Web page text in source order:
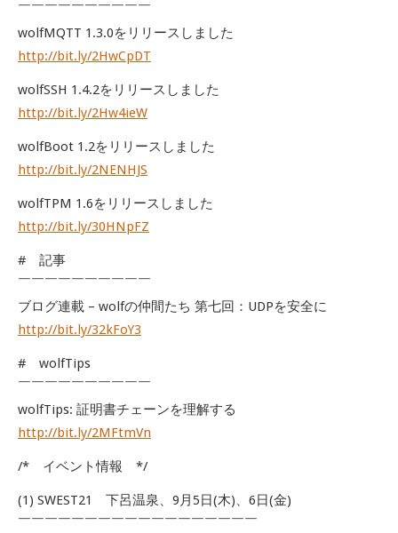
￣￣￣￣￣￣￣￣￣￣
wolfMQTT 1.3.0をリリースしました
http://bit.ly/2HwCpDT
wolfSSH 1.4.2をリリースしました
http://bit.ly/2Hw4ieW
wolfBoot 1.2をリリースしました
http://bit.ly/2NENHJS
wolfTPM 1.6をリリースしました
http://bit.ly/30HNpFZ
# 記事
￣￣￣￣￣￣￣￣￣￣
ブログ連載 – wolfの仲間たち 第七回：UDPを安全に
http://bit.ly/32kFoY3
# wolfTips
￣￣￣￣￣￣￣￣￣￣
wolfTips: 証明書チェーンを理解する
http://bit.ly/2MFtmVn
/* イベント情報 */
(1) SWEST21 下呂温泉、9月5日(木)、6日(金)
￣￣￣￣￣￣￣￣￣￣￣￣￣￣￣￣￣￣